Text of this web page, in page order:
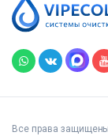
Все права